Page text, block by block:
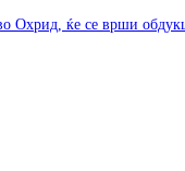
Охрид, ќе се врши